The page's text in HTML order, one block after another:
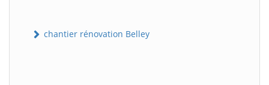
chantier rénovation Belley